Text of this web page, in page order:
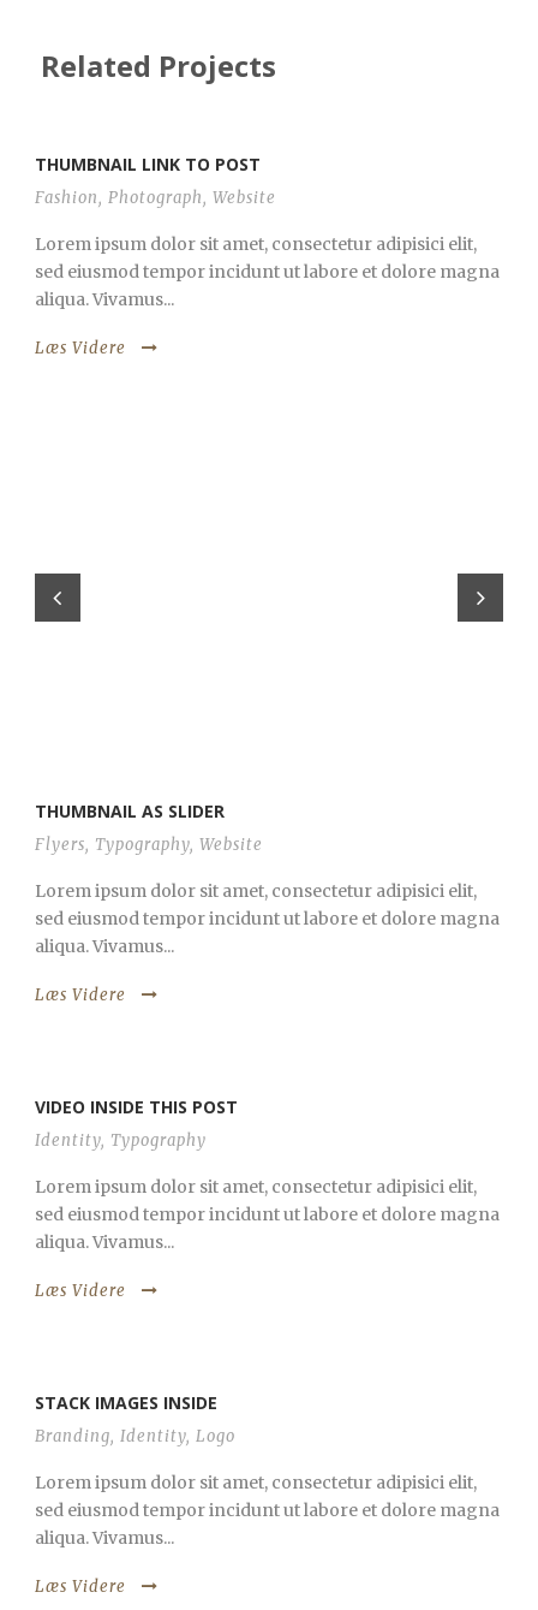
Related Projects
THUMBNAIL LINK TO POST
Fashion, Photograph, Website
Lorem ipsum dolor sit amet, consectetur adipisici elit,
sed eiusmod tempor incidunt ut labore et dolore magna
aliqua. Vivamus...
Læs Videre
THUMBNAIL AS SLIDER
Flyers, Typography, Website
Lorem ipsum dolor sit amet, consectetur adipisici elit,
sed eiusmod tempor incidunt ut labore et dolore magna
aliqua. Vivamus...
Læs Videre
VIDEO INSIDE THIS POST
Identity, Typography
Lorem ipsum dolor sit amet, consectetur adipisici elit,
sed eiusmod tempor incidunt ut labore et dolore magna
aliqua. Vivamus...
Læs Videre
STACK IMAGES INSIDE
Branding, Identity, Logo
Lorem ipsum dolor sit amet, consectetur adipisici elit,
sed eiusmod tempor incidunt ut labore et dolore magna
aliqua. Vivamus...
Læs Videre